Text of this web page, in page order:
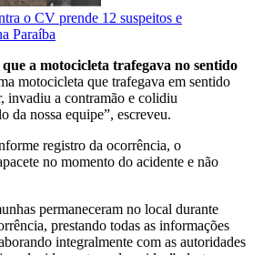
o CV prende 12 suspeitos e
Paraíba
a motocicleta trafegava no sentido
motocicleta que trafegava em sentido
invadiu a contramão e colidiu
da nossa equipe”, escreveu.
registro da ocorrência, o
no momento do acidente e não
permaneceram no local durante
prestando todas as informações
integralmente com as autoridades